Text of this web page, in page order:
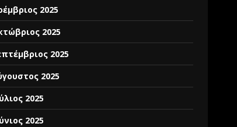
2025
2025
2025
2025
2025
2025